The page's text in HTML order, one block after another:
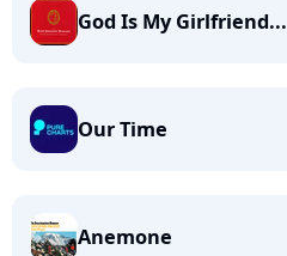
God Is My Girlfriend...
Our Time
Anemone